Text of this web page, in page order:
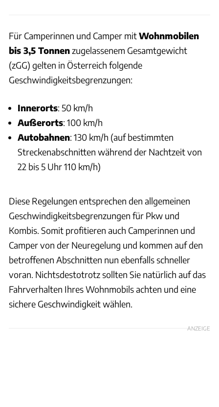
Für Camperinnen und Camper mitWohnmobilen
bis 3,5 Tonnenzugelassenem Gesamtgewicht
(zGG) gelten in Österreich folgende
Geschwindigkeitsbegrenzungen:
Innerorts: 50 km/h
Außerorts: 100 km/h
Autobahnen: 130 km/h (auf bestimmten
Streckenabschnitten während der Nachtzeit von
22 bis 5 Uhr 110 km/h)
Diese Regelungen entsprechen den allgemeinen
Geschwindigkeitsbegrenzungen für Pkw und
Kombis. Somit profitieren auch Camperinnen und
Camper von der Neuregelung und kommen auf den
betroffenen Abschnitten nun ebenfalls schneller
voran. Nichtsdestotrotz sollten Sie natürlich auf das
Fahrverhalten Ihres Wohnmobils achten und eine
sichere Geschwindigkeit wählen.
ANZEIGE